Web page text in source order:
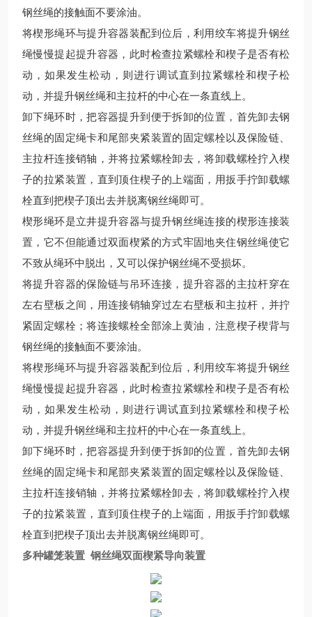
钢丝绳的接触面不要涂油。
将楔形绳环与提升容器装配到位后，利用绞车将提升钢丝
绳慢慢提起提升容器，此时检查拉紧螺栓和楔子是否有松
动，如果发生松动，则进行调试直到拉紧螺栓和楔子松
动，并提升钢丝绳和主拉杆的中心在一条直线上。
卸下绳环时，把容器提升到便于拆卸的位置，首先卸去钢
丝绳的固定绳卡和尾部夹紧装置的固定螺栓以及保险链、
主拉杆连接销轴，并将拉紧螺栓卸去，将卸载螺栓拧入楔
子的拉紧装置，直到顶住楔子的上端面，用扳手拧卸载螺
栓直到把楔子顶出去并脱离钢丝绳即可。
楔形绳环是立井提升容器与提升钢丝绳连接的楔形连接装
置，它不但能通过双面楔紧的方式牢固地夹住钢丝绳使它
不致从绳环中脱出，又可以保护钢丝绳不受损坏。
将提升容器的保险链与吊环连接，提升容器的主拉杆穿在
左右壁板之间，用连接销轴穿过左右壁板和主拉杆，并拧
紧固定螺栓；将连接螺栓全部涂上黄油，注意楔子楔背与
钢丝绳的接触面不要涂油。
将楔形绳环与提升容器装配到位后，利用绞车将提升钢丝
绳慢慢提起提升容器，此时检查拉紧螺栓和楔子是否有松
动，如果发生松动，则进行调试直到拉紧螺栓和楔子松
动，并提升钢丝绳和主拉杆的中心在一条直线上。
卸下绳环时，把容器提升到便于拆卸的位置，首先卸去钢
丝绳的固定绳卡和尾部夹紧装置的固定螺栓以及保险链、
主拉杆连接销轴，并将拉紧螺栓卸去，将卸载螺栓拧入楔
子的拉紧装置，直到顶住楔子的上端面，用扳手拧卸载螺
栓直到把楔子顶出去并脱离钢丝绳即可。
多种罐笼装置 钢丝绳双面楔紧导向装置